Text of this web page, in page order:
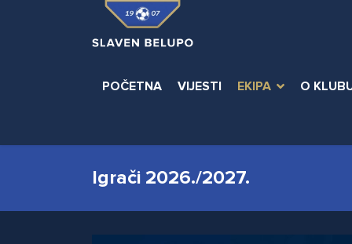
POČETNA VIJESTI EKIPA O
Igrači 2026./2027.